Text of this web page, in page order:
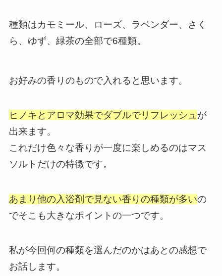
種類はカモミール、ローズ、ラベンダー、さく
ら、ゆず、緑茶の全部で6種類。
お好みの香りのもので入れると思います。
ヒノキとアロマ効果でダブルでリフレッシュ が
出来ます。
これだけ色々な香りが一度に楽しめるのはマス
ソルトだけの特徴です。
あまり他の入浴剤で見ない香りの種類が多いの
でそこも大きなポイントの一つです。
私が今回何の種類を選んだのかはあとの感想で
お話します。